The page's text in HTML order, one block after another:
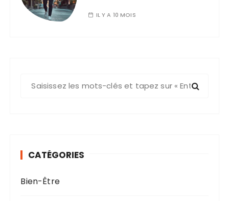
IL Y A 10 MOIS
e
CATÉGORIES
Bien-Être